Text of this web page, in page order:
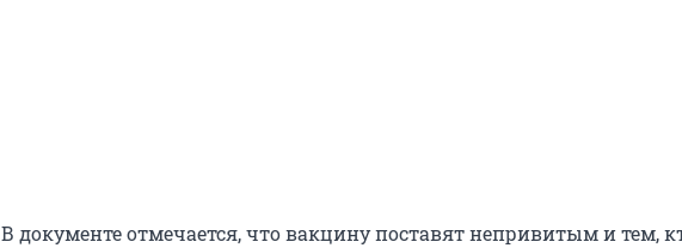
В документе отмечается, что вакцину поставят непривитым и тем,